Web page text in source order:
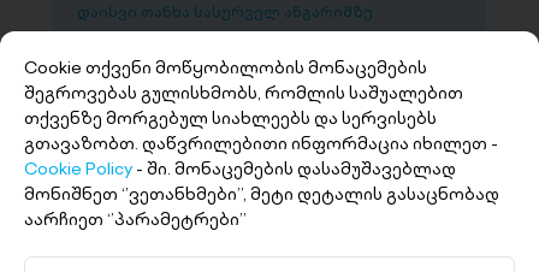
დაისვი თანხა სასურველ ანგარიშზე
Cookie თქვენი მოწყობილობის მონაცემების
შეგროვებას გულისხმობს, რომლის საშუალებით
თქვენზე მორგებულ სიახლეებს და სერვისებს
გთავაზობთ. დაწვრილებითი ინფორმაცია იხილეთ -
Cookie Policy - ში. მონაცემების დასამუშავებლად
მონიშნეთ ‘’ვეთანხმები’’, მეტი დეტალის გასაცნობად
აარჩიეთ ‘’პარამეტრები’’